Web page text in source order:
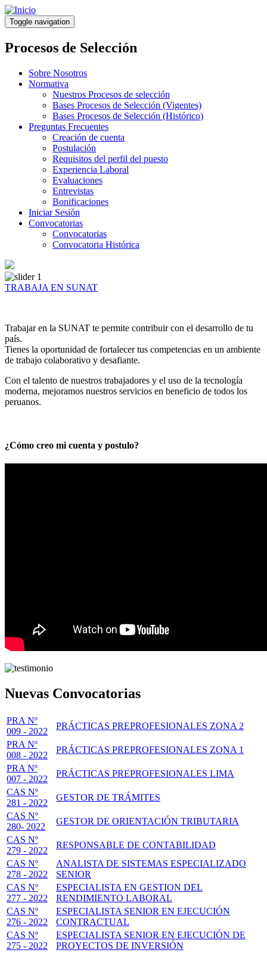
Pasar
al
contenido
principal
Toggle navigation
Procesos de Selección
Sobre Nosotros
Normativa
Nuestros Procesos de selección
Bases Procesos de Selección (Vigentes)
Bases Procesos de Selección (Histórico)
Preguntas Frecuentes
Creación de cuenta
Postulación
Requisitos del perfil del puesto
Experiencia Laboral
Evaluaciones
Entrevistas
Bonificaciones
Iniciar Sesión
Convocatorias
Convocatorias
Convocatoria Histórica
TRABAJA EN SUNAT
Trabajar en la SUNAT te permite contribuir con el desarrollo de tu
país.
Tienes la oportunidad de fortalecer tus competencias en un ambiente
de trabajo colaborativo y desafiante.
Con el talento de nuestros trabajadores y el uso de la tecnología
moderna, mejoramos nuestros servicios en beneficio de todos los
peruanos.
¿Cómo creo mi cuenta y postulo?
Nuevas Convocatorias
PRA Nº
009 - 2022
PRÁCTICAS PREPROFESIONALES ZONA 2
PRA Nº
008 - 2022
PRÁCTICAS PREPROFESIONALES ZONA 1
PRA Nº
007 - 2022
PRÁCTICAS PREPROFESIONALES LIMA
CAS Nº
281 - 2022
GESTOR DE TRÁMITES
CAS Nº
280- 2022
GESTOR DE ORIENTACIÓN TRIBUTARIA
CAS Nº
279 - 2022
RESPONSABLE DE CONTABILIDAD
CAS Nº
278 - 2022
ANALISTA DE SISTEMAS ESPECIALIZADO
SENIOR
CAS Nº
277 - 2022
ESPECIALISTA EN GESTION DEL
RENDIMIENTO LABORAL
CAS Nº
276 - 2022
ESPECIALISTA SENIOR EN EJECUCIÓN
CONTRACTUAL
CAS Nº
275 - 2022
ESPECIALISTA SENIOR EN EJECUCIÓN DE
PROYECTOS DE INVERSIÓN